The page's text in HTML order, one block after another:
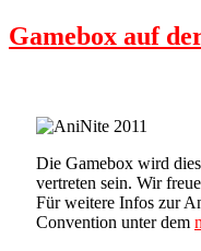
Gamebox auf
Die Gamebox wird
vertreten sein. Wir
Für weitere Infos zur
Convention unter dem